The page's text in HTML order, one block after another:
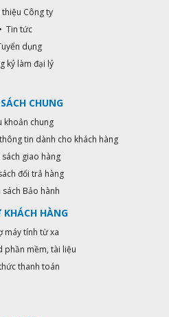
thiệu Công ty
• Tin tức
dụng
ký làm đại lý
CHUNG
khoản chung
tin dành cho khách hàng
sách giao hàng
đổi trả hàng
sách Bảo hành
KHÁCH HÀNG
máy tính từ xa
phần mềm, tài liệu
thanh toán